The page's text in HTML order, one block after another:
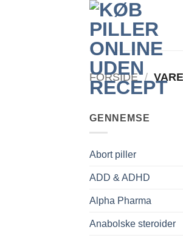
FORSIDE /
GENNEMSE
Abort piller
ADD & ADHD
Alpha Pharma
Anabolske steroider